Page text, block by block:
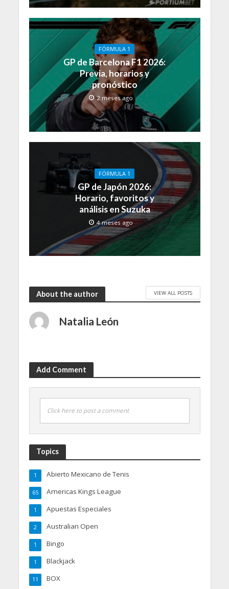
FÓRMULA 1
GP de Barcelona F1 2026:
Previa, horarios y
pronóstico
2 meses ago
FÓRMULA 1
GP de Japón 2026:
Horario, favoritos y
análisis en Suzuka
4 meses ago
About the author VIEW ALL POSTS
Natalia León
Add Comment
Click here to post a comment
Topics
Abierto Mexicano de Tenis
1
Americas Kings League
65
Apuestas Especiales
1
Australian Open
2
Bingo
1
Blackjack
1
BOX
11